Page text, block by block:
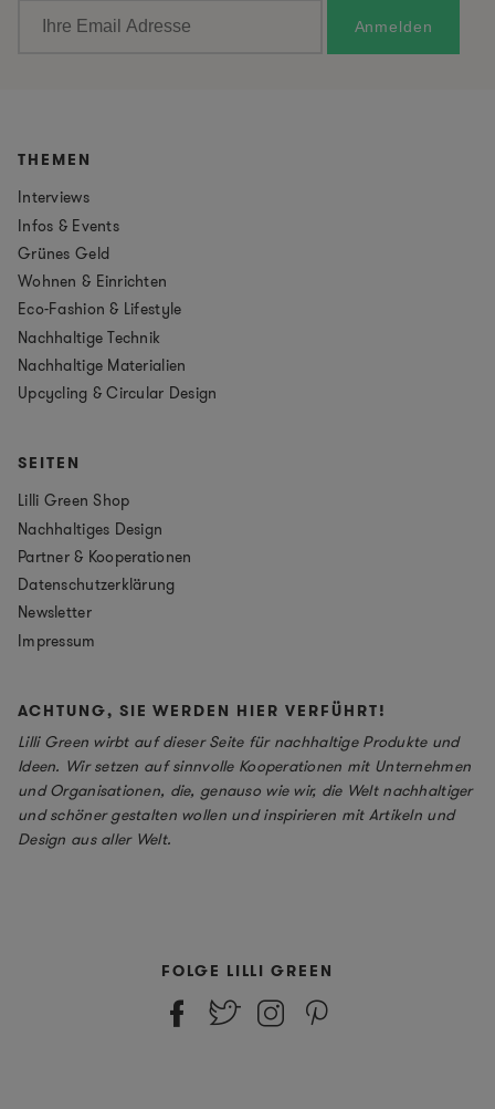
THEMEN
Interviews
Infos & Events
Grünes Geld
Wohnen & Einrichten
Eco-Fashion & Lifestyle
Nachhaltige Technik
Nachhaltige Materialien
Upcycling & Circular Design
SEITEN
Lilli Green Shop
Nachhaltiges Design
Partner & Kooperationen
Datenschutzerklärung
Newsletter
Impressum
ACHTUNG, SIE WERDEN HIER VERFÜHRT!
Lilli Green wirbt auf dieser Seite für nachhaltige Produkte und
Ideen. Wir setzen auf sinnvolle Kooperationen mit Unternehmen
und Organisationen, die, genauso wie wir, die Welt nachhaltiger
und schöner gestalten wollen und inspirieren mit Artikeln und
Design aus aller Welt.
FOLGE LILLI GREEN